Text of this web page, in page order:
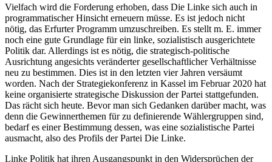
Vielfach wird die Forderung erhoben, dass Die Linke sich auch in
programmatischer Hinsicht erneuern müsse. Es ist jedoch nicht
nötig, das Erfurter Programm umzuschreiben. Es stellt m. E. immer
noch eine gute Grundlage für ein linke, sozialistisch ausgerichtete
Politik dar. Allerdings ist es nötig, die strategisch-politische
Ausrichtung angesichts veränderter gesellschaftlicher Verhältnisse
neu zu bestimmen. Dies ist in den letzten vier Jahren versäumt
worden. Nach der Strategiekonferenz in Kassel im Februar 2020 hat
keine organisierte strategische Diskussion der Partei stattgefunden.
Das rächt sich heute. Bevor man sich Gedanken darüber macht, was
denn die Gewinnerthemen für zu definierende Wählergruppen sind,
bedarf es einer Bestimmung dessen, was eine sozialistische Partei
ausmacht, also des Profils der Partei Die Linke.
Linke Politik hat ihren Ausgangspunkt in den Widersprüchen der